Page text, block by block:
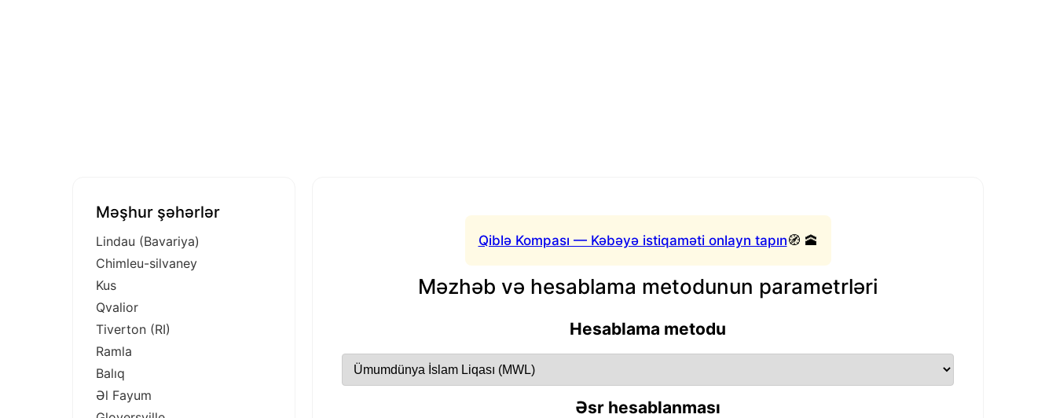
Qiblə Kompası — Kəbəyə istiqaməti onlayn tapın🧭 🕋
Məzhəb və hesablama metodunun parametrləri
Hesablama metodu
Əsr hesablanması
Məşhur şəhərlər
Lindau (Bavariya)
Chimleu-silvaney
Kus
Qvalior
Tiverton (RI)
Ramla
Balıq
Əl Fayum